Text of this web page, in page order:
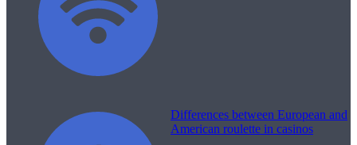
Differences between European and
American roulette in casinos